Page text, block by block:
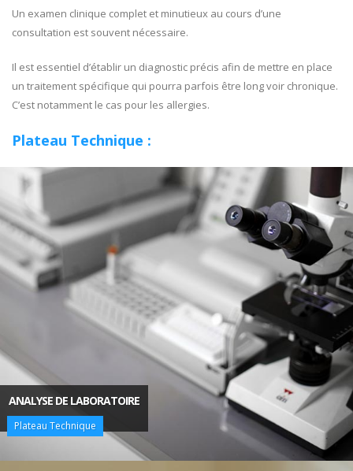
Un examen clinique complet et minutieux au cours d’une
consultation est souvent nécessaire.
Il est essentiel d’établir un diagnostic précis afin de mettre en place
un traitement spécifique qui pourra parfois être long voir chronique.
C’est notamment le cas pour les allergies.
Plateau Technique :
ANALYSE DE LABORATOIRE
Plateau Technique